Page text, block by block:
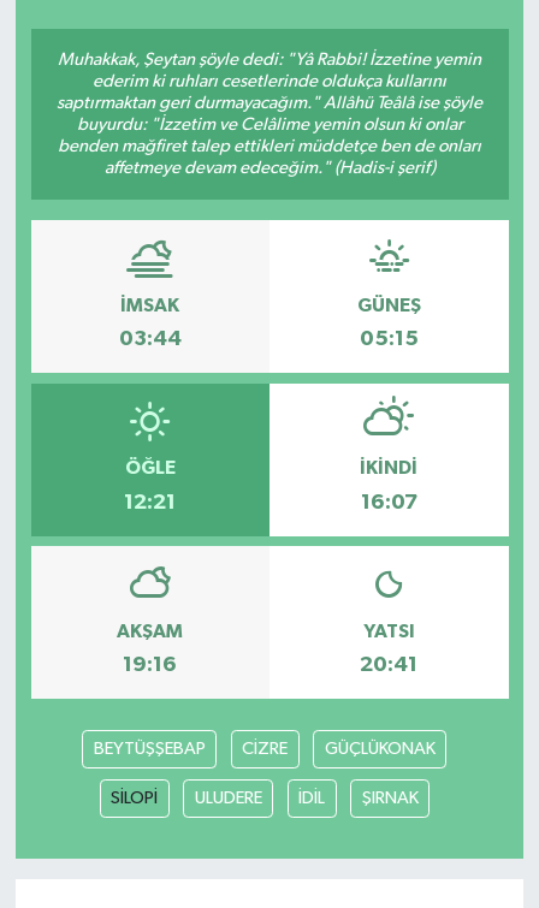
Muhakkak, Şeytan şöyle dedi: "Yâ Rabbi! İzzetine yemin
ederim ki ruhları cesetlerinde oldukça kullarını
saptırmaktan geri durmayacağım." Allâhü Teâlâ ise şöyle
buyurdu: "İzzetim ve Celâlime yemin olsun ki onlar
benden mağfiret talep ettikleri müddetçe ben de onları
affetmeye devam edeceğim." (Hadis-i şerif)
İMSAK
03:44
GÜNEŞ
05:15
ÖĞLE
12:21
İKINDI
16:07
AKŞAM
19:16
YATSI
20:41
BEYTÜŞŞEBAP CİZRE GÜÇLÜKONAK
SİLOPİ ULUDERE İDİL ŞIRNAK
Dünya
RESMİ İLANLAR